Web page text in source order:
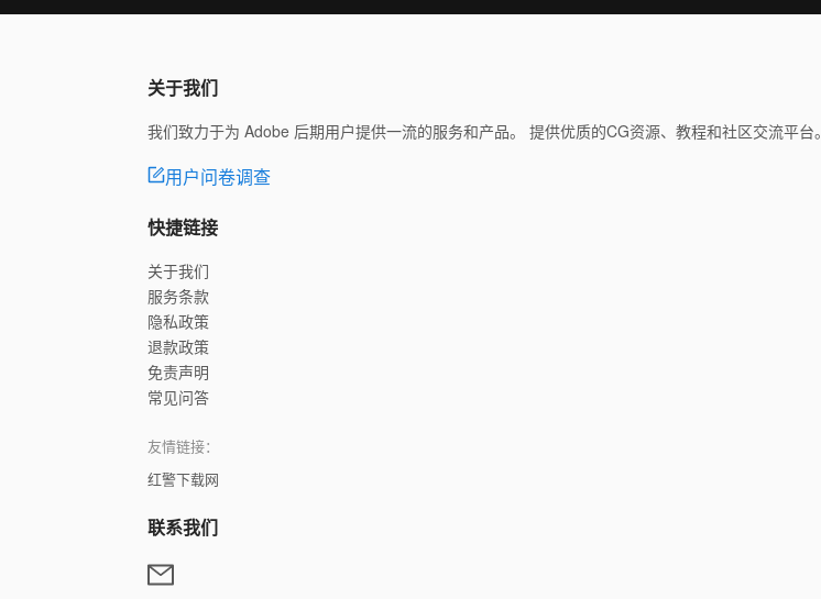
关于我们
我们致力于为 Adobe 后期用户提供一流的服务和产品。 提供优质的CG资源、教程和社区交流平台。
用户问卷调查
快捷链接
关于我们
服务条款
隐私政策
退款政策
免责声明
常见问答
友情链接：
红警下载网
联系我们